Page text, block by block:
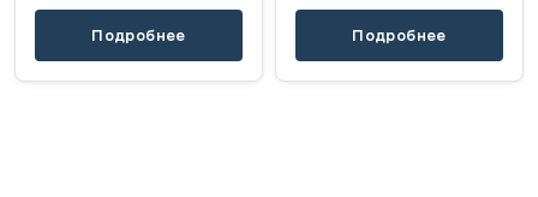
Подробнее Подробнее